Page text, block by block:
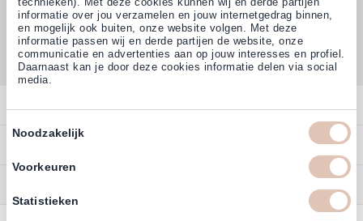
informatie over jou verzamelen en jouw internetgedrag binnen,
en mogelijk ook buiten, onze website volgen. Met deze
informatie passen wij en derde partijen de website, onze
communicatie en advertenties aan op jouw interesses en profiel.
Daarnaast kan je door deze cookies informatie delen via social
media.
Noodzakelijk
Voorkeuren
Statistieken
Contact
Overzicht
Contact
Account
Annuleren
Klanten beoordelen ons met
4,77 (38.000+)